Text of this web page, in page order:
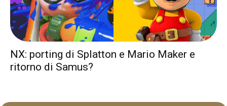
NX: porting di Splatton e Mario Maker e
ritorno di Samus?